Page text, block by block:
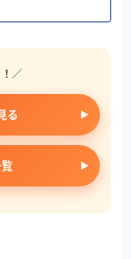
／
る